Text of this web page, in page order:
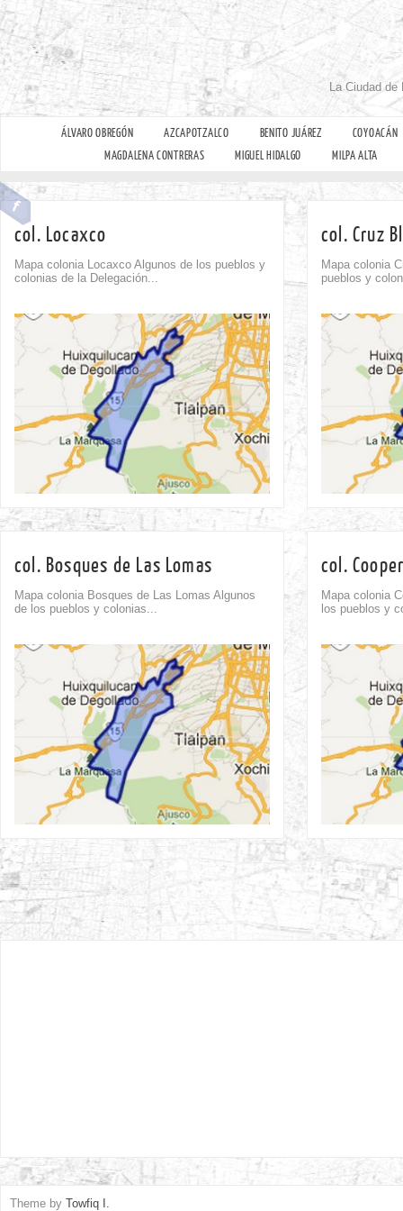
La Ciudad
ÁLVARO OBREGÓN AZCAPOTZALCO BENITO JUÁREZ
COYOACÁN
MAGDALENA CONTRERAS
MIGUEL HIDALGO MILPA ALTA
col. Locaxco
Mapa colonia Locaxco Algunos de los pueblos y
colonias de la Delegación...
col. Cruz
Mapa colonia
pueblos y
0
Comment
col. Bosques de Las Lomas
Mapa colonia Bosques de Las Lomas Algunos
de los pueblos y colonias...
col.
Mapa colonia
los pueblos y
0
Comment
Theme by Towfiq I.